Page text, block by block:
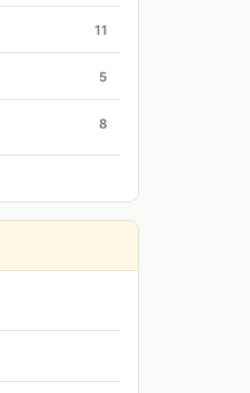
11
5
8